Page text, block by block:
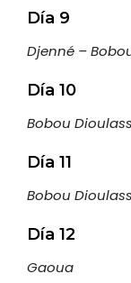
Día 9
Djenné –
Día 10
Bobou
Día 11
Bobou
Día 12
Gaoua